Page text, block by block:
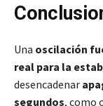
Una oscilación
real para la
desencadenar
segundos, como